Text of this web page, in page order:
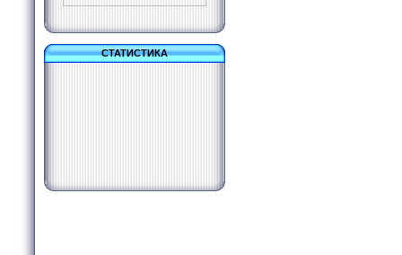
СТАТИСТИКА